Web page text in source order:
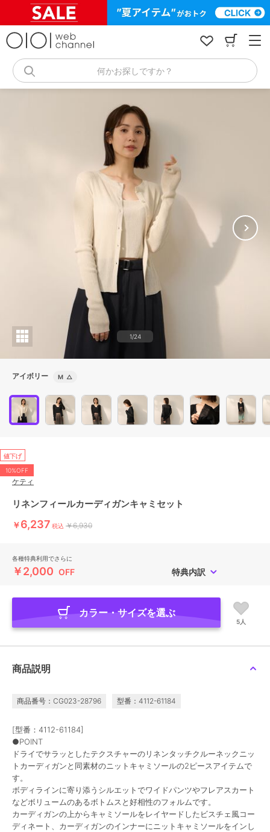
キ
何かお探しですか？
1/24
アイボリー M △
値下げ
10%OFF
ケティ
リネンフィールカーディガンキャミセット
￥6,237 税込 ￥6,930
各種特典利用でさらに
￥2,000 OFF 特典内訳
カラー・サイズを選ぶ
5人
商品説明
商品番号：CG023-28796 型番：4112-61184
[型番：4112-61184]
●POINT
ドライでサラッとしたテクスチャーのリネンタッチクルーネックニッ
トカーディガンと同素材のニットキャミソールの2ピースアイテムで
す。
ボディラインに寄り添うシルエットでワイドパンツやフレアスカート
などボリュームのあるボトムスと好相性のフォルムです。
カーディガンの上からキャミソールをレイヤードしたビスチェ風コー
ディネート、カーディガンのインナーにニットキャミソールをインし